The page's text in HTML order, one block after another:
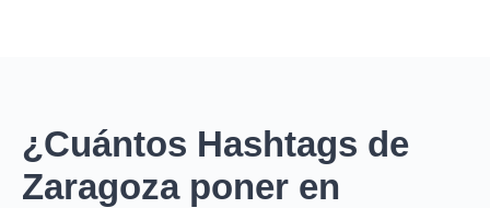
¿Cuántos Hashtags de
Zaragoza poner en